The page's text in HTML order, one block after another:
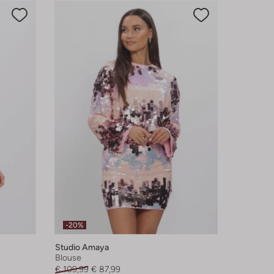
-20%
Studio Amaya
Blouse
€ 109,99 € 87,99